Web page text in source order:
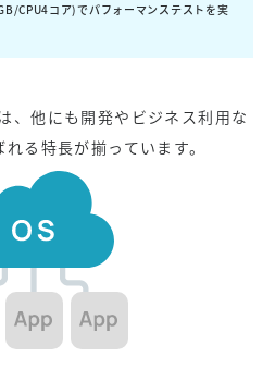
CPU4コア)でパフォーマンステストを実
、他にも開発やビジネス利用な
る特長が揃っています。